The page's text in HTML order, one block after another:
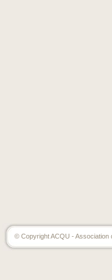
© Copyright ACQU - Association